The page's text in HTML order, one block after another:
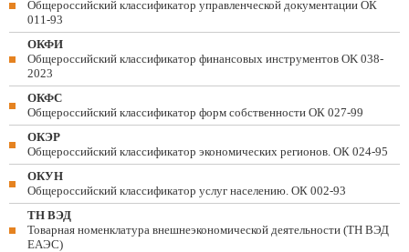
Общероссийский классификатор управленческой документации ОК
011-93
ОКФИ
Общероссийский классификатор финансовых инструментов OK 038-
2023
ОКФС
Общероссийский классификатор форм собственности ОК 027-99
ОКЭР
Общероссийский классификатор экономических регионов. ОК 024-95
ОКУН
Общероссийский классификатор услуг населению. ОК 002-93
ТН ВЭД
Товарная номенклатура внешнеэкономической деятельности (ТН ВЭД
ЕАЭС)